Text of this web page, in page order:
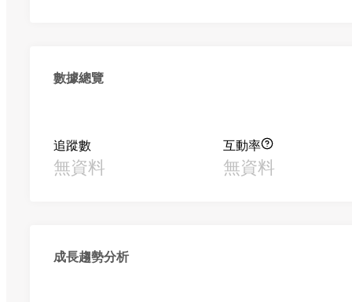
數據總覽
追蹤數
無資料
互動率
無資料
成長趨勢分析